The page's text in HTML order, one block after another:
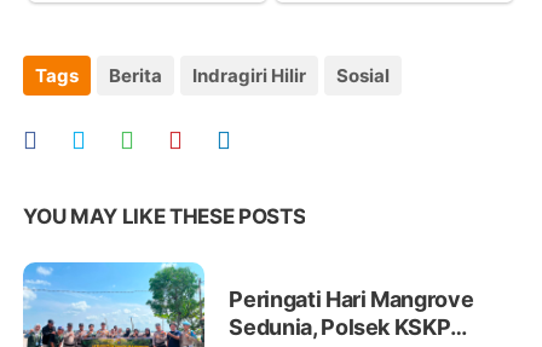
Tags Berita Indragiri Hilir Sosial
YOU MAY LIKE THESE POSTS
Peringati Hari Mangrove
Sedunia, Polsek KSKP